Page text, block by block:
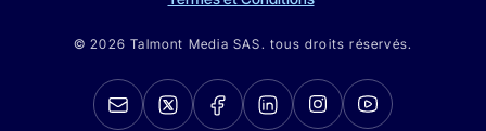
© 2026 Talmont Media SAS. tous droits réservés.